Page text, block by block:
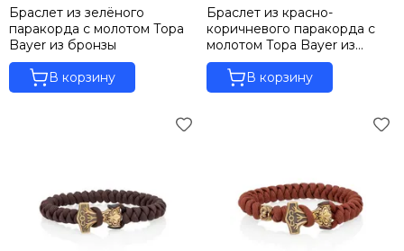
Браслет из зелёного
паракорда с молотом Тора
Bayer из бронзы
В корзину
Браслет из красно-
коричневого паракорда с
молотом Тора Bayer из
бронзы
В корзину